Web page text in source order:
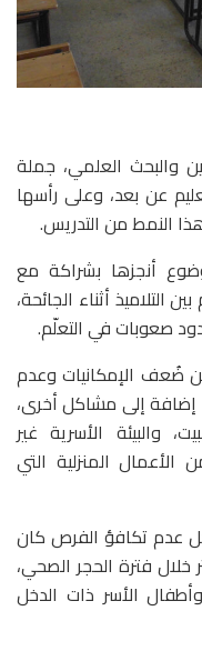
والبحث العلمي، جملة
عن بعد، وعلى رأسها
النمط من التدريس.
أنجزها بشراكة مع
التلاميذ أثناء الجائحة،
صعوبات في التعلّم.
ضُعف الإمكانيات وعدم
إضافة إلى مشاكل أخرى،
والبيئة الأسرية غير
المنزلية التي
عدم تكافؤ الفرص كان
خلال فترة الحجر الصحي،
الأسر ذات الدخل